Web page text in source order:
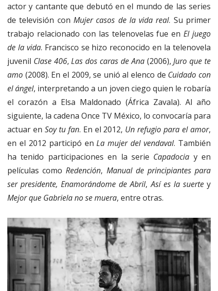
actor y cantante que debutó en el mundo de las series
de televisión con Mujer casos de la vida real. Su primer
trabajo relacionado con las telenovelas fue enEl juego
de la vida. Francisco se hizo reconocido en la telenovela
juvenil Clase 406,Las dos caras de Ana(2006),Juro que te
amo (2008). En el 2009, se unió al elenco de Cuidado con
el ángel, interpretando a un joven ciego quien le robaría
el corazón a Elsa Maldonado (África Zavala). Al año
siguiente, la cadena Once TV México, lo convocaría para
actuar en Soy tu fan. En el 2012, Un refugio para el amor,
en el 2012 participó enLa mujer del vendaval. También
ha tenido participaciones en la serie Capadocia y en
películas comoRedención, Manual de principiantes para
ser presidente, Enamorándome de Abril,Así es la suertey
Mejor que Gabriela no se muera, entre otras.